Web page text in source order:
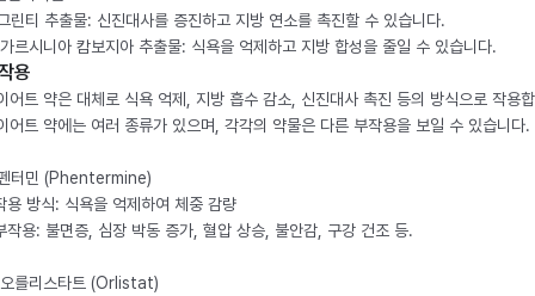
린티 추출물: 신진대사를 증진하고 지방 연소를 촉진할 수 있습니다.
르시니아 캄보지아 추출물: 식욕을 억제하고 지방 합성을 줄일 수 있습니다.
용
어트 약은 대체로 식욕 억제, 지방 흡수 감소, 신진대사 촉진 등의 방식으로 작용
어트 약에는 여러 종류가 있으며, 각각의 약물은 다른 부작용을 보일 수 있습니다.
터민 (Phentermine)
용 방식: 식욕을 억제하여 체중 감량
작용: 불면증, 심장 박동 증가, 혈압 상승, 불안감, 구강 건조 등.
를리스타트 (Orlistat)